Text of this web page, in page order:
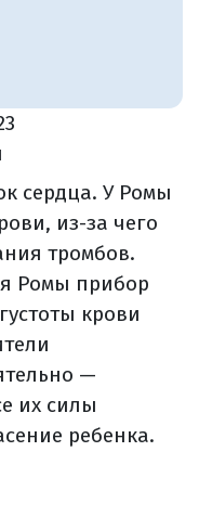
сердца. У Ромы
из-за чего
тромбов.
Ромы прибор
крови
—
их силы
ребенка.